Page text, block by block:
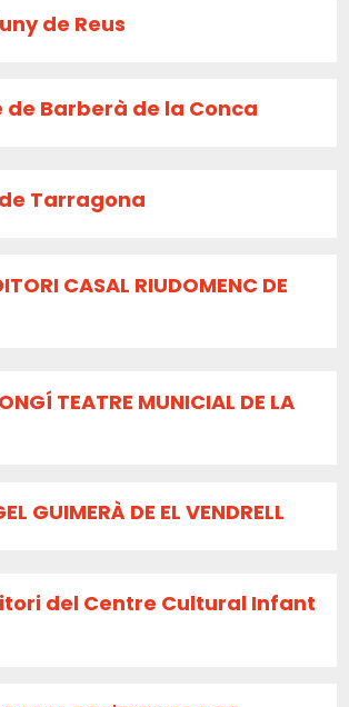
de Reus
de Barberà de la Conca
Tarragona
CASAL RIUDOMENC DE
TEATRE MUNICIAL DE LA
GUIMERÀ DE EL VENDRELL
del Centre Cultural Infant